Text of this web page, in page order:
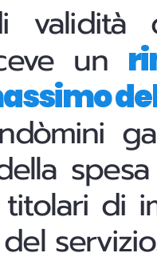
un
di